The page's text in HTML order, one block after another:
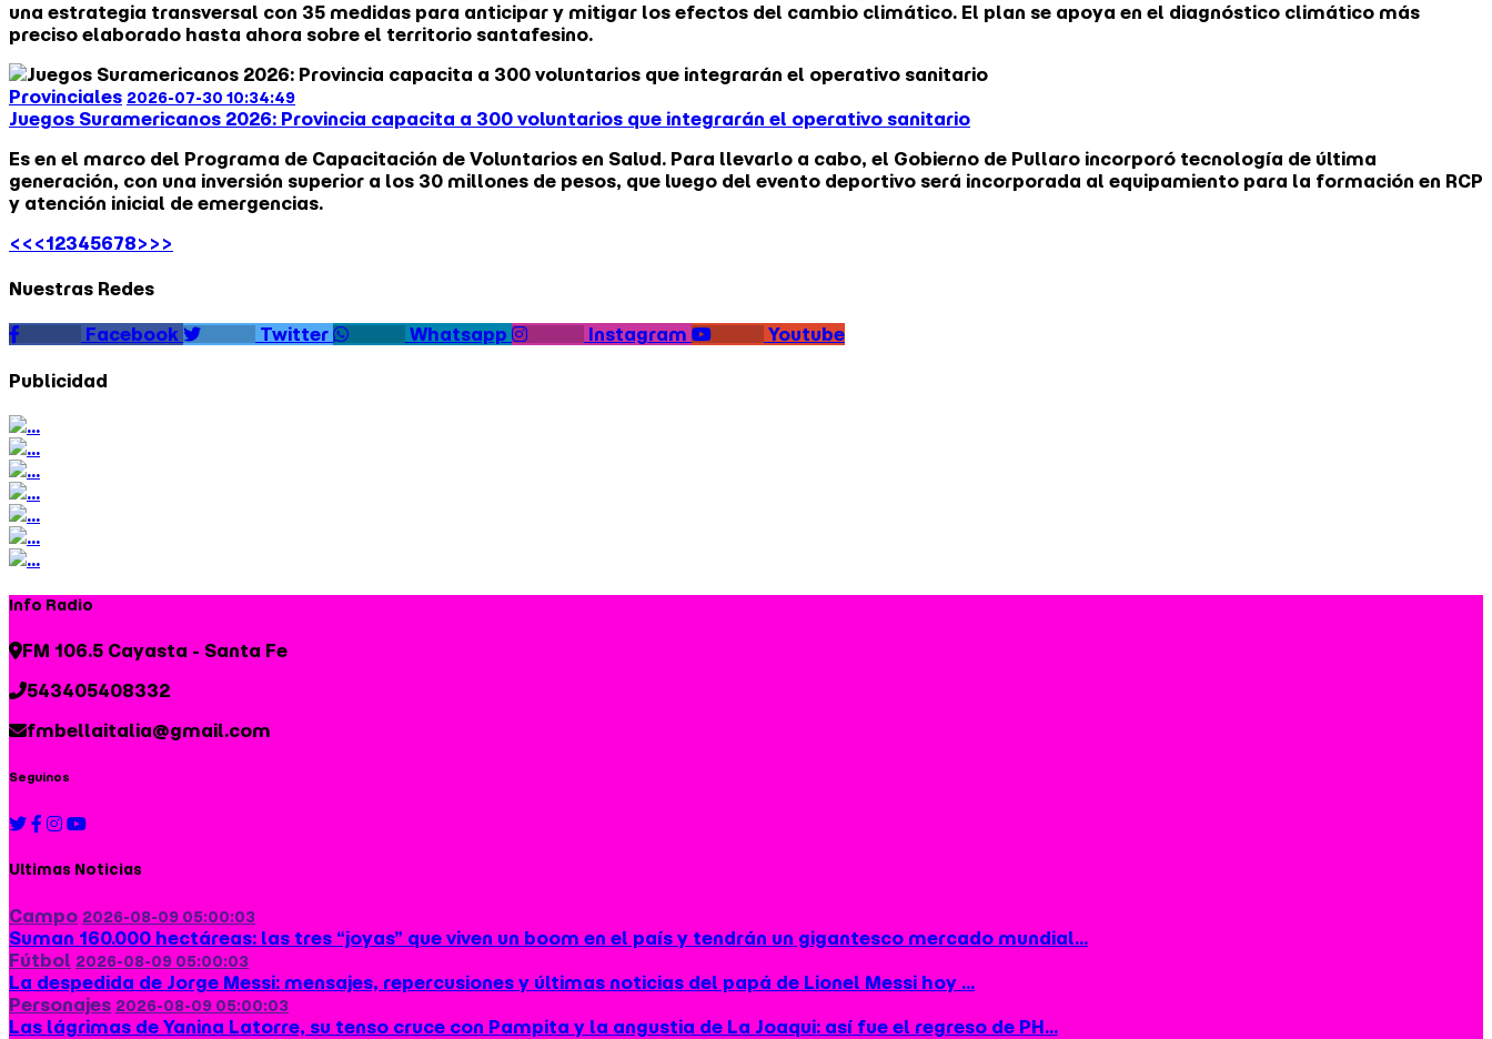
una estrategia transversal con 35 medidas para anticipar y mitigar los efectos del cambio climático. El plan se apoya en el diagnóstico climático más
preciso elaborado hasta ahora sobre el territorio santafesino.
Provinciales 2026-07-30 10:34:49
Juegos Suramericanos 2026: Provincia capacita a 300 voluntarios que integrarán el operativo sanitario
Es en el marco del Programa de Capacitación de Voluntarios en Salud. Para llevarlo a cabo, el Gobierno de Pullaro incorporó tecnología de última
generación, con una inversión superior a los 30 millones de pesos, que luego del evento deportivo será incorporada al equipamiento para la formación en RCP
y atención inicial de emergencias.
<< <12345678> >>
Nuestras Redes
Facebook Twitter Whatsapp Instagram Youtube
Publicidad
Info Radio
FM 106.5 Cayasta - Santa Fe
543405408332
fmbellaitalia@gmail.com
Seguinos
Ultimas Noticias
Campo 2026-08-09 05:00:03
Suman 160.000 hectáreas: las tres “joyas” que viven un boom en el país y tendrán un gigantesco mercado mundial...
Fútbol 2026-08-09 05:00:03
La despedida de Jorge Messi: mensajes, repercusiones y últimas noticias del papá de Lionel Messi hoy ...
Personajes 2026-08-09 05:00:03
Las lágrimas de Yanina Latorre, su tenso cruce con Pampita y la angustia de La Joaqui: así fue el regreso de PH...